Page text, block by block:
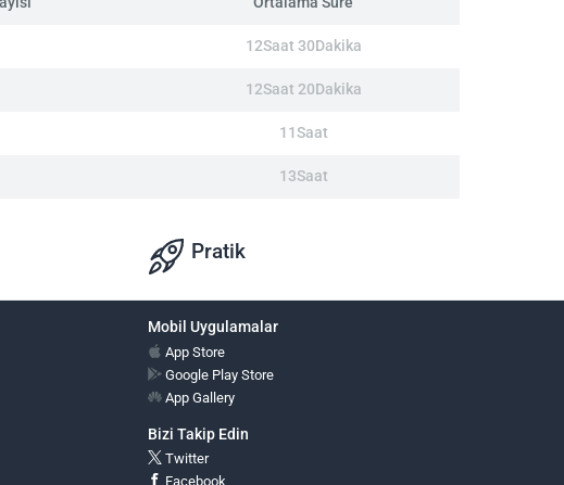
12Saat 30Dakika
12Saat 20Dakika
11Saat
13Saat
Pratik
Mobil Uygulamalar
App Store
Google Play Store
App Gallery
Bizi Takip Edin
Twitter
Facebook